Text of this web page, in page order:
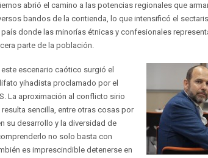
abrió el camino a las potencias regionales que
bandos de la contienda, lo que intensificó el
país donde las minorías étnicas y confesionales
parte de la población.
este escenario caótico surgió el
yihadista proclamado por el
La aproximación al conflicto sirio
resulta sencilla, entre otras cosas por
su desarrollo y la diversidad de
no solo basta con
es imprescindible detenerse en